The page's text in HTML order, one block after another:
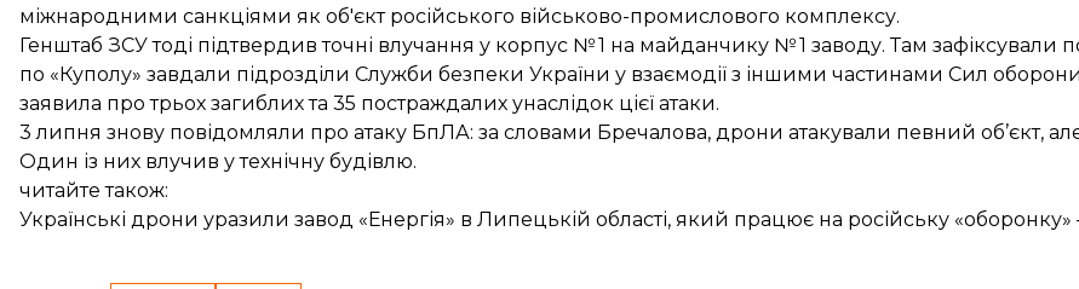
міжнародними санкціями як об'єкт російського військово-промислового комплексу.
Генштаб ЗСУ тоді підтвердив точні влучання у корпус № 1 на майданчику № 1 заводу. Там зафіксували
по «Куполу» завдали підрозділи Служби безпеки України у взаємодії з іншими частинами Сил
заявила про трьох загиблих та 35 постраждалих унаслідок цієї атаки.
3 липня знову повідомляли про атаку БпЛА: за словами Бречалова, дрони атакували певний об’єкт,
Один із них влучив у технічну будівлю.
читайте також:
Українські дрони уразили завод «Енергія» в Липецькій області, який працює на російську